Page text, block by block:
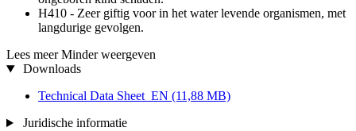
H410 - Zeer giftig voor in het water levende organismen, met
langdurige gevolgen.
Lees meer Minder weergeven
Downloads
Technical Data Sheet_EN (11,88 MB)
Juridische informatie